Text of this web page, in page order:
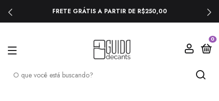
FRETE GRÁTIS A PARTIR DE R$250,00
0